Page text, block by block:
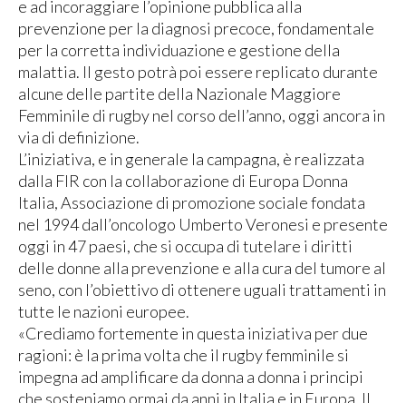
e ad incoraggiare l’opinione pubblica alla
prevenzione per la diagnosi precoce, fondamentale
per la corretta individuazione e gestione della
malattia. Il gesto potrà poi essere replicato durante
alcune delle partite della Nazionale Maggiore
Femminile di rugby nel corso dell’anno, oggi ancora in
via di definizione.
L’iniziativa, e in generale la campagna, è realizzata
dalla FIR con la collaborazione di Europa Donna
Italia, Associazione di promozione sociale fondata
nel 1994 dall’oncologo Umberto Veronesi e presente
oggi in 47 paesi, che si occupa di tutelare i diritti
delle donne alla prevenzione e alla cura del tumore al
seno, con l’obiettivo di ottenere uguali trattamenti in
tutte le nazioni europee.
«Crediamo fortemente in questa iniziativa per due
ragioni: è la prima volta che il rugby femminile si
impegna ad amplificare da donna a donna i principi
che sosteniamo ormai da anni in Italia e in Europa. Il